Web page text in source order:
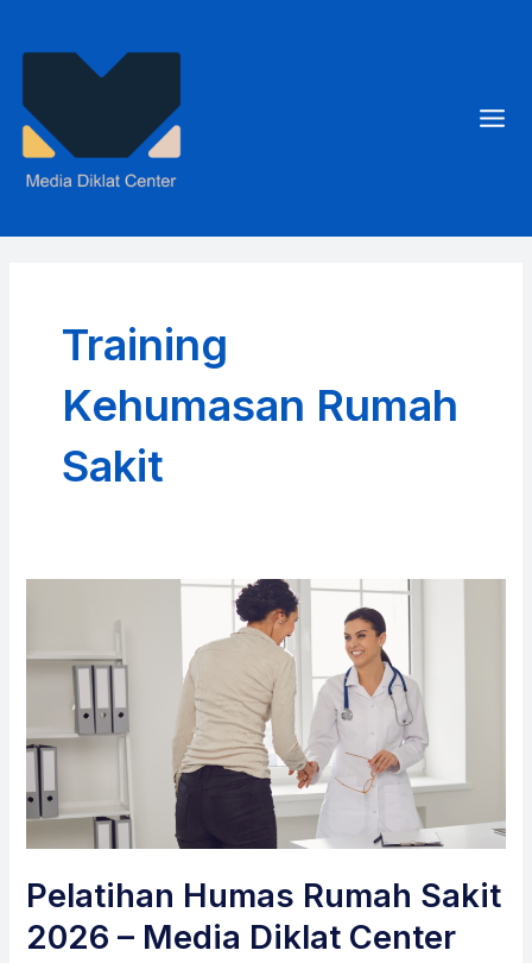
Training
Kehumasan Rumah
Sakit
Pelatihan Humas Rumah Sakit
2026 – Media Diklat Center